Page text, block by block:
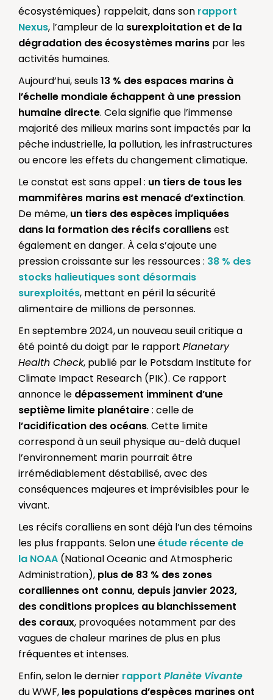
écosystémiques) rappelait, dans son rapport
Nexus, l’ampleur de la surexploitation et de la
dégradation des écosystèmes marins par les
activités humaines.
Aujourd’hui, seuls13 % des espaces marins à
l’échelle mondiale échappent à une pression
humaine directe. Cela signifie que l’immense
majorité des milieux marins sont impactés par la
pêche industrielle, la pollution, les infrastructures
ou encore les effets du changement climatique.
Le constat est sans appel : un tiers de tous les
mammifères marins est menacé d’extinction.
De même, un tiers des espèces impliquées
dans la formation des récifs coralliensest
également en danger. À cela s’ajoute une
pression croissante sur les ressources : 38 % des
stocks halieutiques sont désormais
surexploités, mettant en péril la sécurité
alimentaire de millions de personnes.
En septembre 2024, un nouveau seuil critique a
été pointé du doigt par le rapport Planetary
Health Check, publié par le Potsdam Institute for
Climate Impact Research (PIK). Ce rapport
annonce le dépassement imminent d’une
septième limite planétaire: celle de
l’acidification des océans. Cette limite
correspond à un seuil physique au-delà duquel
l’environnement marin pourrait être
irrémédiablement déstabilisé, avec des
conséquences majeures et imprévisibles pour le
vivant.
Les récifs coralliens en sont déjà l’un des témoins
les plus frappants. Selon uneétude récente de
la NOAA (National Oceanic and Atmospheric
Administration), plus de 83 % des zones
coralliennes ont connu, depuis janvier 2023,
des conditions propices au blanchissement
des coraux, provoquées notamment par des
vagues de chaleur marines de plus en plus
fréquentes et intenses.
Enfin, selon le dernier rapport Planète Vivante
du WWF, les populations d’espèces marines ont